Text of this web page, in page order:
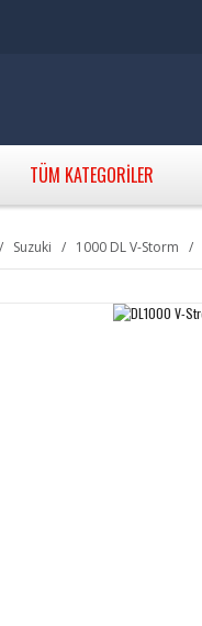
TÜM KATEGORİLER
Suzuki 1000 DL V-Storm